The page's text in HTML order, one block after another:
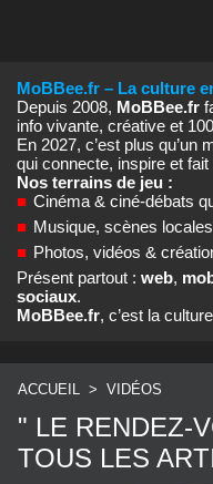
MoBBee.fr – La culture
Depuis 2008, MoBBee.fr
info vivante, créative et
En 2027, c’est plus qu’un
qui connecte, inspire et
Nos terrains de jeu :
■ Cinéma & ciné‑débats
■ Musique, scènes
■ Photos, vidéos &
Présent partout : web,
sociaux.
MoBBee.fr, c’est la
ACCUEIL > VIDÉOS
" LE RENDEZ-
TOUS LES